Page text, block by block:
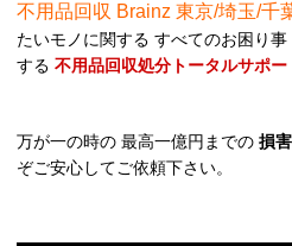
不用品回収 Brainz 東京/埼玉/千
たいモノに関する すべてのお困り
する 不用品回収処分トータルサポー
万が一の時の 最高一億円までの 損
ぞご安心してご依頼下さい。